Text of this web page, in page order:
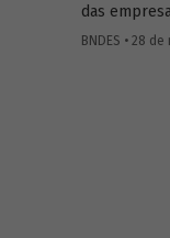
e
logo
das
eficiência
BNDES • 28